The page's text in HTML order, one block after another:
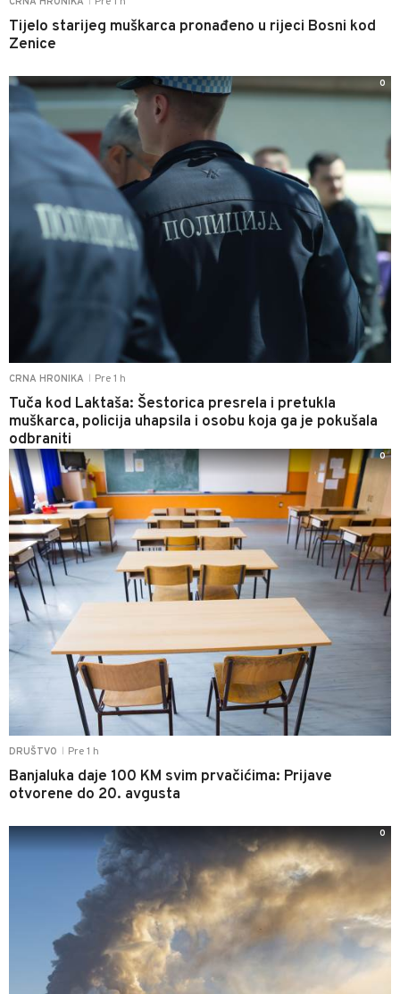
Tijelo starijeg muškarca pronađeno u rijeci Bosni kod
Zenice
CRNA HRONIKA Pre 1 h
Tuča kod Laktaša: Šestorica presrela i pretukla
muškarca, policija uhapsila i osobu koja ga je pokušala
odbraniti
0
DRUŠTVO Pre 1 h
Banjaluka daje 100 KM svim prvačićima: Prijave
otvorene do 20. avgusta
0
0